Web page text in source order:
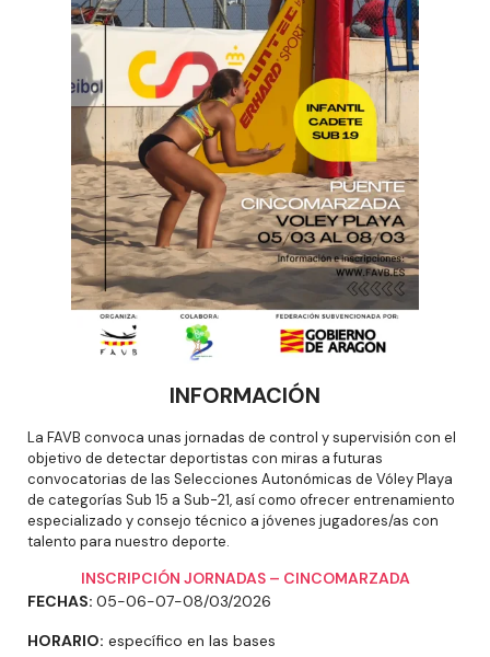
INFORMACIÓN
La FAVB convoca unas jornadas de control y supervisión con el
objetivo de detectar deportistas con miras a futuras
convocatorias de las Selecciones Autonómicas de Vóley Playa
de categorías Sub 15 a Sub-21, así como ofrecer entrenamiento
especializado y consejo técnico a jóvenes jugadores/as con
talento para nuestro deporte.
INSCRIPCIÓN JORNADAS – CINCOMARZADA
FECHAS: 05-06-07-08/03/2026
HORARIO: específico en las bases